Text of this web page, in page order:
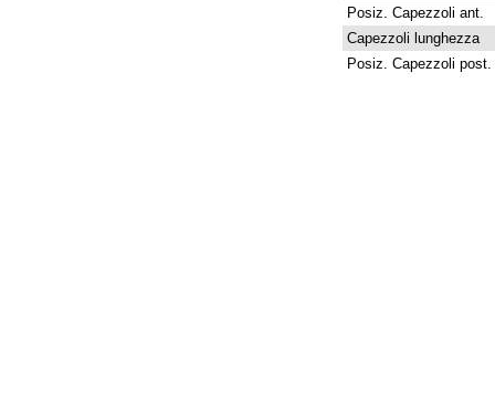
Posiz. Capezzoli ant.
Capezzoli lunghezza
Posiz. Capezzoli post.